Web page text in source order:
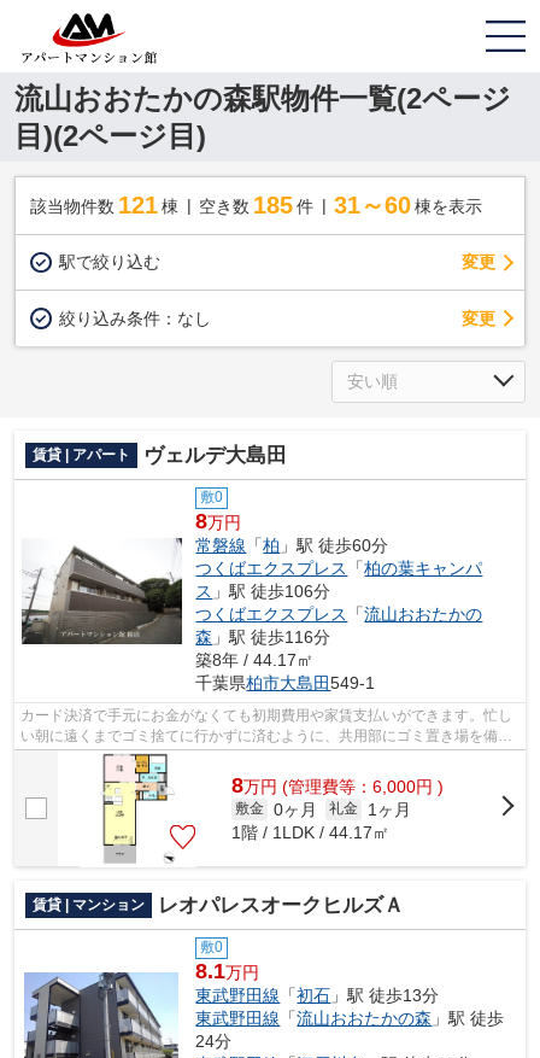
流山おおたかの森駅物件一覧(2ページ
目)(2ページ目)
該当物件数 121棟 空き数 185 件 31～60 棟を表示
駅で絞り込む 変更
絞り込み条件： なし 変更
賃貸 | アパート ヴェルデ大島田
敷0
8万円
常磐線 「柏 」駅 徒歩60分
つくばエクスプレス
「柏の葉キャンパ
ス 」駅 徒歩106分
つくばエクスプレス
「流山おおたかの
森 」駅 徒歩116分
築8年 / 44.17㎡
千葉県柏市大島田549-1
カード決済で手元にお金がなくても初期費用や家賃支払いができます。忙し
い朝に遠くまでゴミ捨てに行かずに済むように、共用部にゴミ置き場を備え
付けております。こちらの物件はアパ...
8万円 (管理費等：6,000円 )
敷金 0ヶ月 礼金
1ヶ月
1階 / 1LDK / 44.17㎡
賃貸 | マンション レオパレスオークヒルズＡ
敷0
8.1万円
東武野田線 「初石 」駅 徒歩13分
東武野田線 「流山おおたかの森 」駅 徒歩
24分